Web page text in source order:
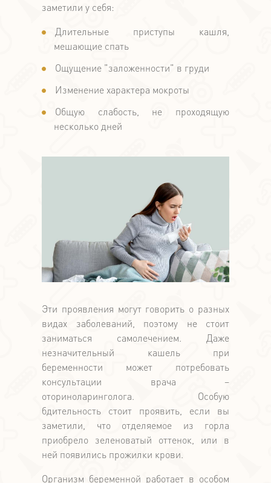
заметили у себя:
Длительные приступы кашля,
мешающие спать
Ощущение "заложенности" в груди
Изменение характера мокроты
Общую слабость, не проходящую
несколько дней
Эти проявления могут говорить о разных
видах заболеваний, поэтому не стоит
заниматься самолечением. Даже
незначительный кашель при
беременности может потребовать
консультации врача –
оториноларинголога. Особую
бдительность стоит проявить, если вы
заметили, что отделяемое из горла
приобрело зеленоватый оттенок, или в
ней появились прожилки крови.
Организм беременной работает в особом